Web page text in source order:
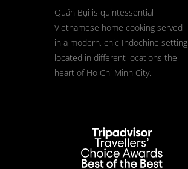
Quán Bụi is quintessential
Vietnamese home cooking served
in a modern, chic Indochine setting
located in different locations the
heart of Ho Chi Minh City.